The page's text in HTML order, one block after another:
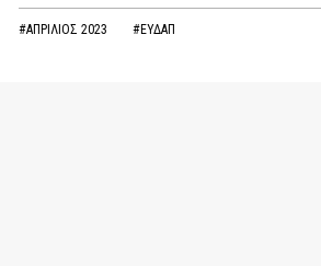
#ΑΠΡΙΛΙΟΣ 2023 #ΕΥΔΑΠ